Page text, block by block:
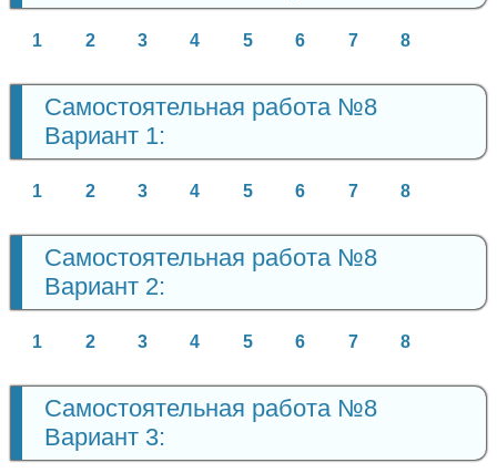
1 2 3 4 5 6 7 8
Самостоятельная работа №8
Вариант 1:
1 2 3 4 5 6 7 8
Самостоятельная работа №8
Вариант 2:
1 2 3 4 5 6 7 8
Самостоятельная работа №8
Вариант 3: